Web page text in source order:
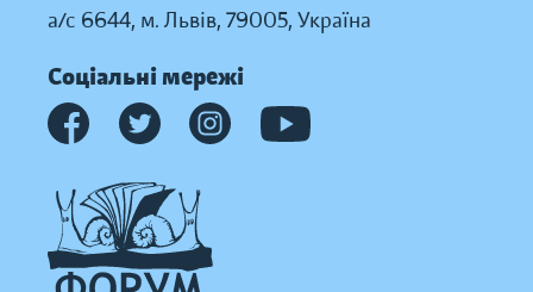
а/с 6644, м. Львів, 79005, Україна
Соціальні мережі